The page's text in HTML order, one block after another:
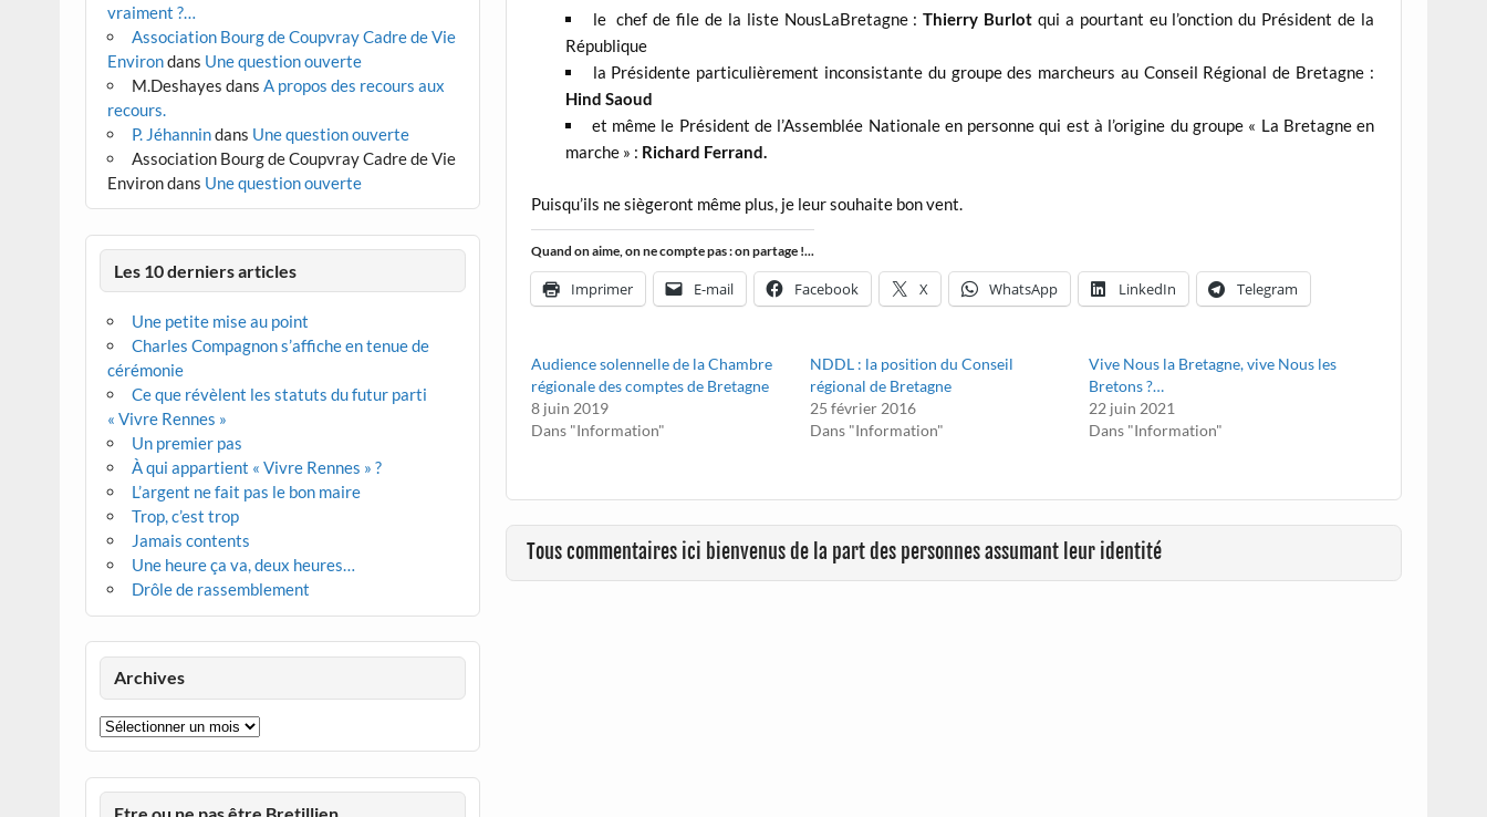
le chef de file de la liste NousLaBretagne :Thierry Burlot qui a pourtant eu l’onction du Président de la
République
la Présidente particulièrement inconsistante du groupe des marcheurs au Conseil Régional de Bretagne :
Hind Saoud
et même le Président de l’Assemblée Nationale en personne qui est à l’origine du groupe « La Bretagne en
marche » : Richard Ferrand.
Puisqu’ils ne siègeront même plus, je leur souhaite bon vent.
Quand on aime, on ne compte pas : on partage !...
Imprimer E-mail Facebook X WhatsApp LinkedIn Telegram
Audience solennelle de la Chambre
régionale des comptes de Bretagne
8 juin 2019
Dans "Information"
NDDL : la position du Conseil
régional de Bretagne
25 février 2016
Dans "Information"
Vive Nous la Bretagne, vive Nous les
Bretons ?…
22 juin 2021
Dans "Information"
Tous commentaires ici bienvenus de la part des personnes assumant leur identité
vraiment ?…
Association Bourg de Coupvray Cadre de Vie
Environdans Une question ouverte
M.Deshayes dans A propos des recours aux
recours.
P. Jéhannindans Une question ouverte
Association Bourg de Coupvray Cadre de Vie
Environdans Une question ouverte
Les 10 derniers articles
Une petite mise au point
Charles Compagnon s’affiche en tenue de
cérémonie
Ce que révèlent les statuts du futur parti
« Vivre Rennes »
Un premier pas
À qui appartient « Vivre Rennes » ?
L’argent ne fait pas le bon maire
Trop, c’est trop
Jamais contents
Une heure ça va, deux heures…
Drôle de rassemblement
Archives
Archives
Etre ou ne pas être Bretillien